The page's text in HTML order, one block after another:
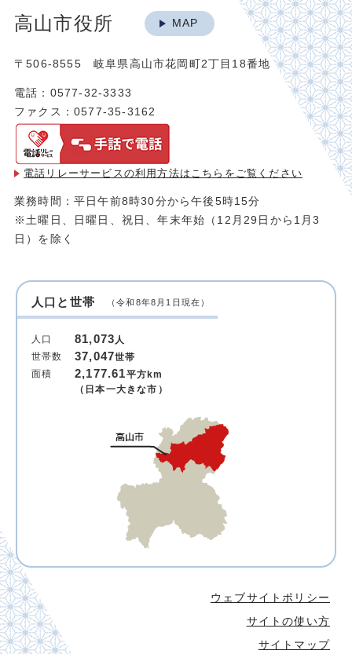
高山市役所 MAP
〒506-8555 岐阜県高山市花岡町2丁目18番地
電話：0577-32-3333
ファクス：0577-35-3162
電話リレーサービスの利用方法は こちらをご覧ください
業務時間：平日午前8時30分から午後5時15分
※土曜日、日曜日、祝日、年末年始（12月29日から1月3
日）を除く
人口と世帯 （令和8年8月1日現在）
人口 81,073人
世帯数
37,047世帯
面積
2,177.61平方km
（日本一大きな市）
ウェブサイトポリシー
サイトの使い方
サイトマップ